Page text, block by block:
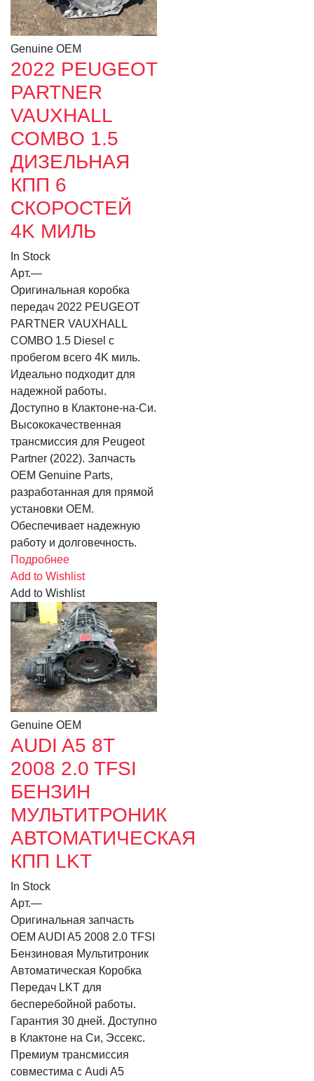
Genuine OEM
2022 PEUGEOT
PARTNER
VAUXHALL
COMBO 1.5
ДИЗЕЛЬНАЯ
КПП 6
СКОРОСТЕЙ
4K МИЛЬ
In Stock
Арт.—
Оригинальная коробка
передач 2022 PEUGEOT
PARTNER VAUXHALL
COMBO 1.5 Diesel с
пробегом всего 4K миль.
Идеально подходит для
надежной работы.
Доступно в Клактоне-на-Си.
Высококачественная
трансмиссия для Peugeot
Partner (2022). Запчасть
OEM Genuine Parts,
разработанная для прямой
установки OEM.
Обеспечивает надежную
работу и долговечность.
Подробнее
Add to Wishlist
Add to Wishlist
Genuine OEM
AUDI A5 8T
2008 2.0 TFSI
БЕНЗИН
МУЛЬТИТРОНИК
АВТОМАТИЧЕСКАЯ
КПП LKT
In Stock
Арт.—
Оригинальная запчасть
OEM AUDI A5 2008 2.0 TFSI
Бензиновая Мультитроник
Автоматическая Коробка
Передач LKT для
бесперебойной работы.
Гарантия 30 дней. Доступно
в Клактоне на Си, Эссекс.
Премиум трансмиссия
совместима с Audi A5